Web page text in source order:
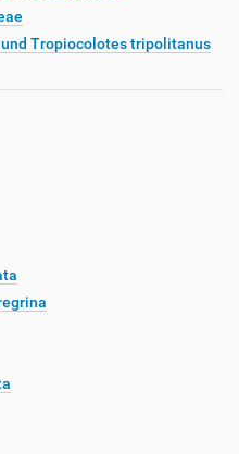
Tropiocolotes tripolitanus